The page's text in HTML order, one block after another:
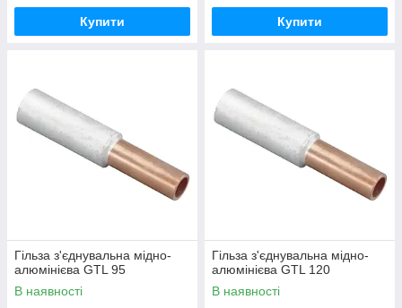
Купити Купити
Гільза з'єднувальна мідно-
алюмінієва GTL 95
В наявності
Гільза з'єднувальна мідно-
алюмінієва GTL 120
В наявності